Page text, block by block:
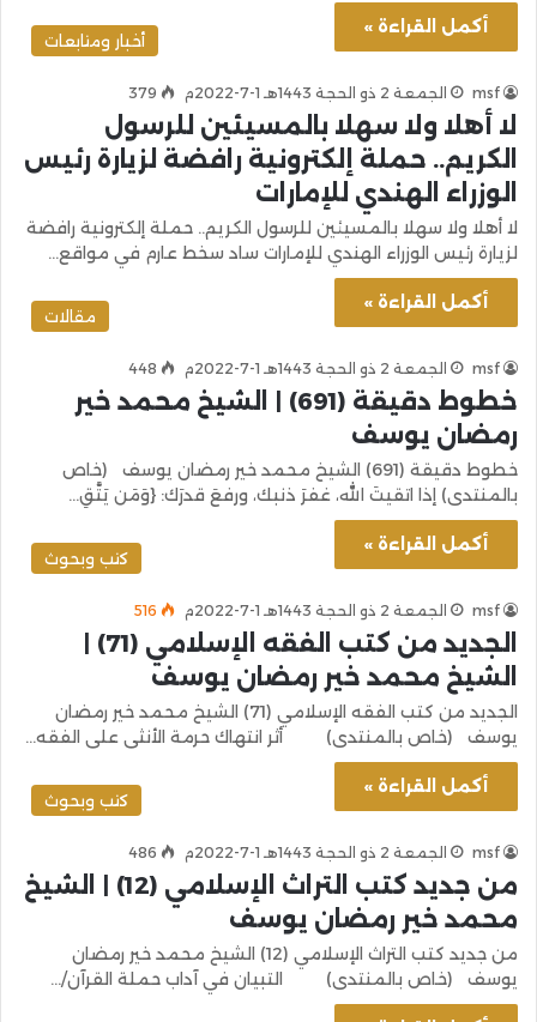
أكمل القراءة »
أخبار ومتابعات
msf الجمعة 2 ذو الحجة 1443هـ 1-7-2022م 379
لا أهلا ولا سهلا بالمسيئين للرسول
الكريم.. حملة إلكترونية رافضة لزيارة رئيس
الوزراء الهندي للإمارات
لا أهلا ولا سهلا بالمسيئين للرسول الكريم.. حملة إلكترونية رافضة
لزيارة رئيس الوزراء الهندي للإمارات ساد سخط عارم في مواقع…
أكمل القراءة »
مقالات
msf الجمعة 2 ذو الحجة 1443هـ 1-7-2022م 448
خطوط دقيقة (691) | الشيخ محمد خير
رمضان يوسف
خطوط دقيقة (691) الشيخ محمد خير رمضان يوسف (خاص
بالمنتدى) إذا اتقيتَ الله، غفرَ ذنبك، ورفعَ قدرَك: {وَمَن يَتَّقِ…
أكمل القراءة »
كتب وبحوث
msf الجمعة 2 ذو الحجة 1443هـ 1-7-2022م 516
الجديد من كتب الفقه الإسلامي (71) |
الشيخ محمد خير رمضان يوسف
الجديد من كتب الفقه الإسلامي (71) الشيخ محمد خير رمضان
يوسف (خاص بالمنتدى) أثر انتهاك حرمة الأنثى على الفقه…
أكمل القراءة »
كتب وبحوث
msf الجمعة 2 ذو الحجة 1443هـ 1-7-2022م 486
من جديد كتب التراث الإسلامي (12) | الشيخ
محمد خير رمضان يوسف
من جديد كتب التراث الإسلامي (12) الشيخ محمد خير رمضان
يوسف (خاص بالمنتدى) التبيان في آداب حملة القرآن/…